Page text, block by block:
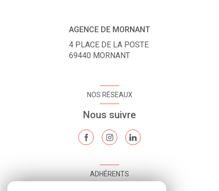
AGENCE DE MORNANT
4 PLACE DE LA POSTE
69440 MORNANT
NOS RÉSEAUX
Nous suivre
ADHÉRENTS